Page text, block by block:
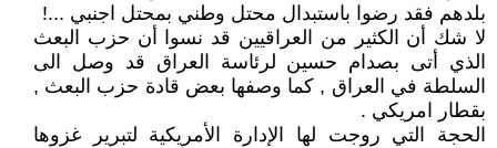
بلدهم فقد رضوا باستبدال محتل وطني بمحتل اجنبي ...!
لا شك أن الكثير من العراقيين قد نسوا أن حزب البعث
الذي أتى بصدام حسين لرئاسة العراق قد وصل الى
السلطة في العراق , كما وصفها بعض قادة حزب البعث ,
بقطار امريكي .
الحجة التي روجت لها الإدارة الأمريكية لتبرير غزوها